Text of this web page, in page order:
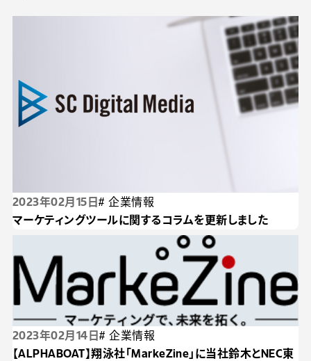
2023年02月15日# 企業情報
マーケティングツールに関するコラムを更新しました
2023年02月14日# 企業情報
【ALPHABOAT】翔泳社「MarkeZine」に当社鈴木とNEC東